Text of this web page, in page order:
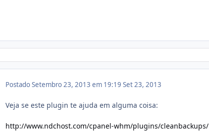
PostadoSetembro 23, 2013 em 19:19 Set 23, 2013
Veja se este plugin te ajuda em alguma coisa:
http://www.ndchost.com/cpanel-whm/plugins/cleanbackups/